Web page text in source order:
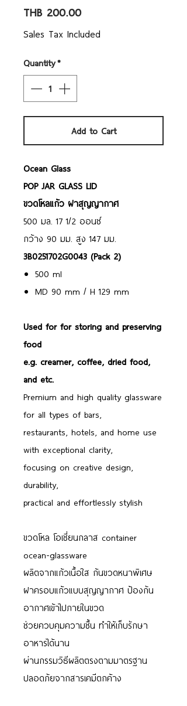
THB 200.00Price
Sales Tax Included
Quantity*
Add to Cart
Ocean Glass
POP JAR GLASS LID
ขวดโหลแก้ว ฝาสุญญากาศ
500 มล. 17 1/2 ออนซ์
กว้าง 90 มม. สูง 147 มม.
3B0251702G0043 (Pack 2)
500 ml
MD 90 mm / H 129 mm
Used for for storing and preserving
food
e.g. creamer, coffee, dried food,
and etc.
Premium and high quality glassware
for all types of bars,
restaurants, hotels, and home use
with exceptional clarity,
focusing on creative design,
durability,
practical and effortlessly stylish
ขวดโหล โอเชี่ยนกลาส container
ocean-glassware
ผลิตจากแก้วเนื้อใส ก้นขวดหนาพิเศษ
ฝาครอบแก้วแบบสุญญากาศ ป้องกัน
อากาศเข้าไปภายในขวด
ช่วยควบคุมความชื้น ทำให้เก็บรักษา
อาหารได้นาน
ผ่านกรรมวิธีผลิตตรงตามมาตรฐาน
ปลอดภัยจากสารเคมีตกค้าง